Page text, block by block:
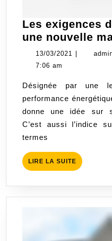
Les exigences
une nouvelle
13/03/2021 13/03/2021
|
7:06 am
Désignée par une lettre de A à G, la
performance
donne une idée sur
C’est aussi l’indice
termes
LIRE LA SUITE LIRE
LA